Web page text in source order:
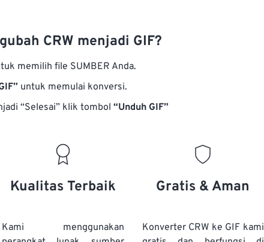
CRW menjadi GIF?
memilih file SUMBER Anda.
untuk memulai konversi.
“Selesai” klik tombol “Unduh GIF”
Kualitas Terbaik
Kami menggunakan
Gratis & Aman
Konverter CRW ke GIF kami